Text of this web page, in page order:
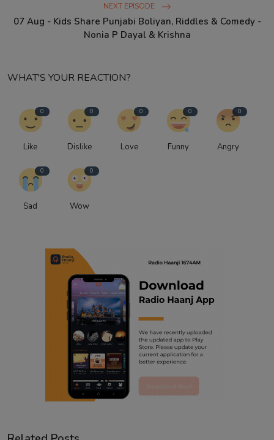
NEXT EPISODE
07 Aug - Kids Share Punjabi Boliyan, Riddles & Comedy -
Nonia P Dayal & Krishna
WHAT'S YOUR REACTION?
0
Like
0
Dislike
0
Love
0
Funny
0
Angry
0
Sad
0
Wow